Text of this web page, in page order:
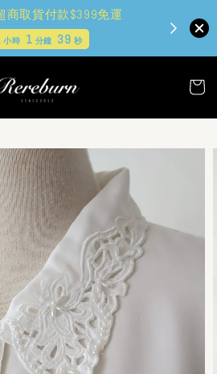
取貨付款$399免運
小時 1 分鐘 37 秒